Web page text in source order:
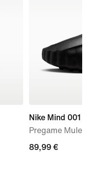
Nike Mind 001
Pregame Mules
89,99 €
89,99 €